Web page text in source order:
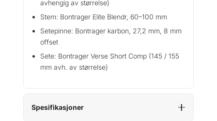
avhengig av størrelse)
Stem: Bontrager Elite Blendr, 60–100 mm
Setepinne: Bontrager karbon, 27,2 mm, 8 mm
offset
Sete: Bontrager Verse Short Comp (145 / 155
mm avh. av størrelse)
Spesifikasjoner